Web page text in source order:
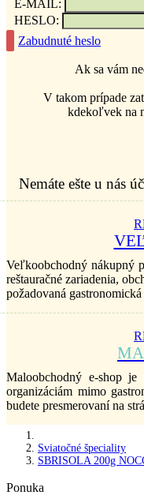
E-MAIL:
HESLO:
Zabudnuté heslo
Ak sa vám
V takom prípade
kdekoľvek na
Nemáte ešte u nás
Veľkoobchodný nákupný
reštauračné zariadenia,
požadovaná
Maloobchodný e-shop je
organizáciám mimo
budete presmerovaní na
Sviatočné špeciality
SBRISOLA 200g
Ponuka